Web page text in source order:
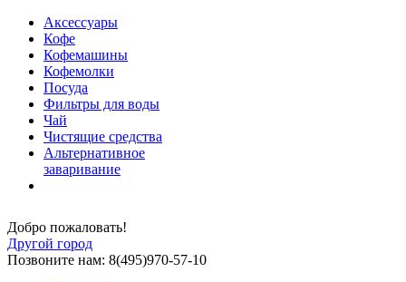
Аксессуары
Кофе
Кофемашины
Кофемолки
Посуда
Фильтры для воды
Чай
Чистящие средства
Альтернативное
заваривание
Добро пожаловать!
Другой город
Позвоните нам: 8(495)970-57-10